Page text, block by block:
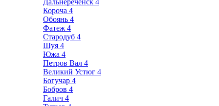
Дальнереченск 4
Короча 4
Обоянь 4
Фатеж 4
Стародуб 4
Шуя 4
Южа 4
Петров Вал 4
Великий Устюг 4
Богучар 4
Бобров 4
Галич 4